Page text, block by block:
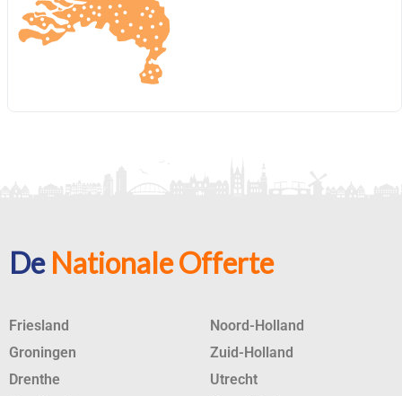
De Nationale Offerte
Friesland
Groningen
Drenthe
Noord-Holland
Zuid-Holland
Utrecht